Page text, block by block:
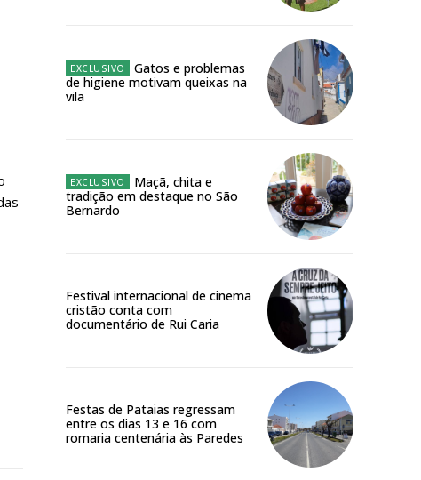
Exclusivos para
anual
Gatos e problemas
de higiene motivam queixas na
vila
Maçã, chita e
tradição em destaque no São
Bernardo
Festival internacional de cinema
cristão conta com
documentário de Rui Caria
Festas de Pataias regressam
entre os dias 13 e 16 com
romaria centenária às Paredes